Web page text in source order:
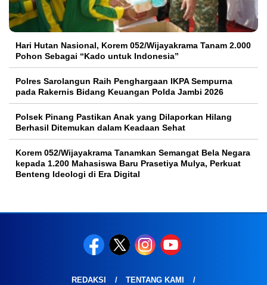
Hari Hutan Nasional, Korem 052/Wijayakrama Tanam 2.000
Pohon Sebagai “Kado untuk Indonesia”
Polres Sarolangun Raih Penghargaan IKPA Sempurna
pada Rakernis Bidang Keuangan Polda Jambi 2026
Polsek Pinang Pastikan Anak yang Dilaporkan Hilang
Berhasil Ditemukan dalam Keadaan Sehat
Korem 052/Wijayakrama Tanamkan Semangat Bela Negara
kepada 1.200 Mahasiswa Baru Prasetiya Mulya, Perkuat
Benteng Ideologi di Era Digital
REDAKSI
TENTANG KAMI